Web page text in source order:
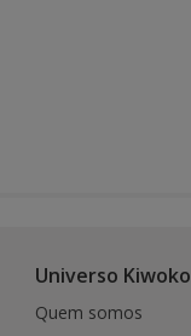
Universo Kiwoko
Quem somos